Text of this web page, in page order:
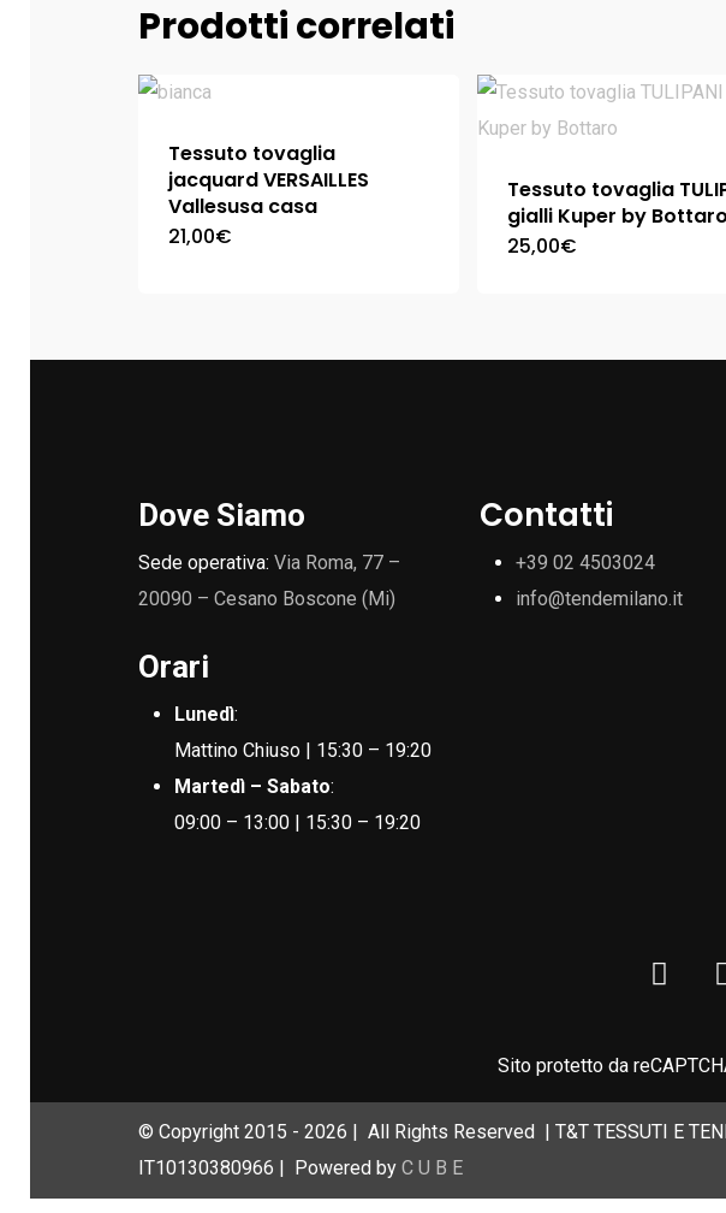
Prodotti correlati
Tessuto tovaglia
jacquard VERSAILLES
Vallesusa casa
21,00€
Tessuto tovaglia
gialli Kuper by Bottaro
25,00€
Dove Siamo
Sede operativa:Via Roma, 77 –
20090 – Cesano Boscone (Mi)
Orari
Lunedì:
Mattino Chiuso | 15:30 – 19:20
Martedì – Sabato:
09:00 – 13:00 | 15:30 – 19:20
Contatti
+39 02 4503024
info@tendemilano.it
Sito protetto da
© Copyright 2015 -2026 | All Rights Reserved | T&T TESSUTI E
IT10130380966 | Powered byC U B E